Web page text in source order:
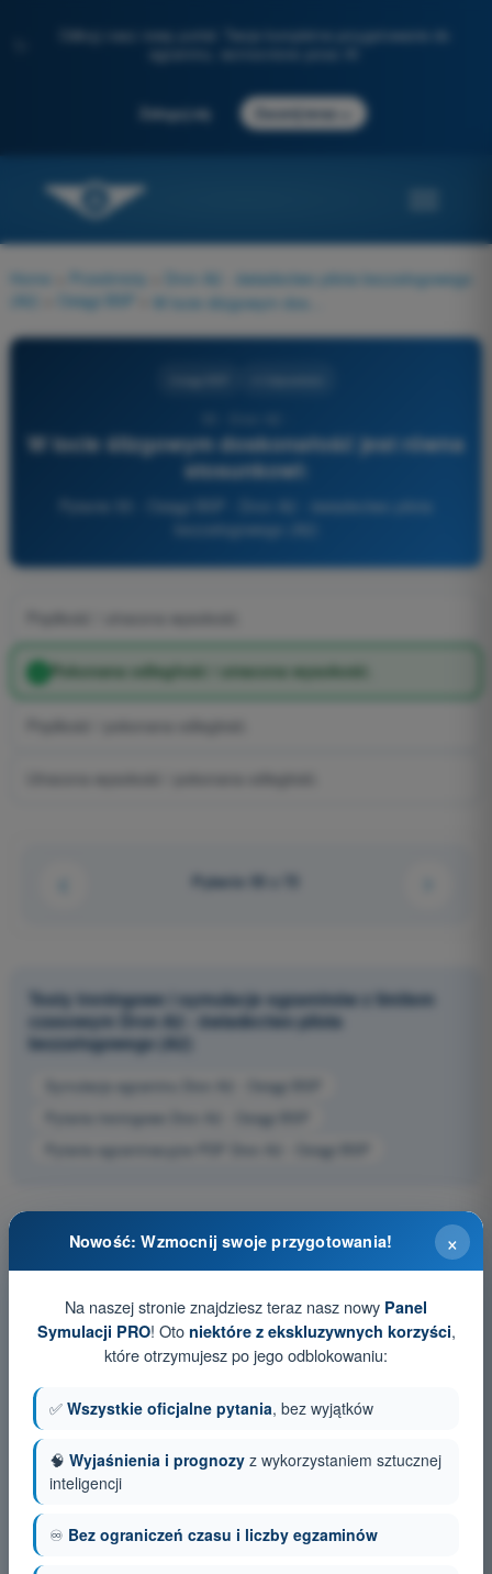
Odkryj nasz nowy portal: Twoje kompletne przygotowanie do
Zaloguj się Zacznij teraz
Home Przedmioty
Dron A2 - świadectwo pilota bezzałogowego
Osiągi BSP
W locie ślizgowym doskonałość jest równa
stosunkowi:
Pytanie 55 - Osiągi BSP - Dron A2 - świadectwo pilota
Pokonana odległość / utracona wysokość.
Pytanie 55 z 72
Testy treningowe i symulacje egzaminów z limitem
czasowym Dron A2 - świadectwo pilota
bezzałogowego (A2)
Symulacja egzaminu Dron A2 - Osiągi BSP
Pytania treningowe Dron A2 - Osiągi BSP
Pytania egzaminacyjne PDF Dron A2 - Osiągi BSP
×
Nowość: Wzmocnij swoje przygotowania!
Na naszej stronie znajdziesz teraz nasz nowy Panel
Symulacji PRO! Oto niektóre z ekskluzywnych korzyści,
które otrzymujesz po jego odblokowaniu:
✅ Wszystkie oficjalne pytania, bez wyjątków
🧠 Wyjaśnienia i prognozy z wykorzystaniem sztucznej
inteligencji
♾️ Bez ograniczeń czasu i liczby egzaminów